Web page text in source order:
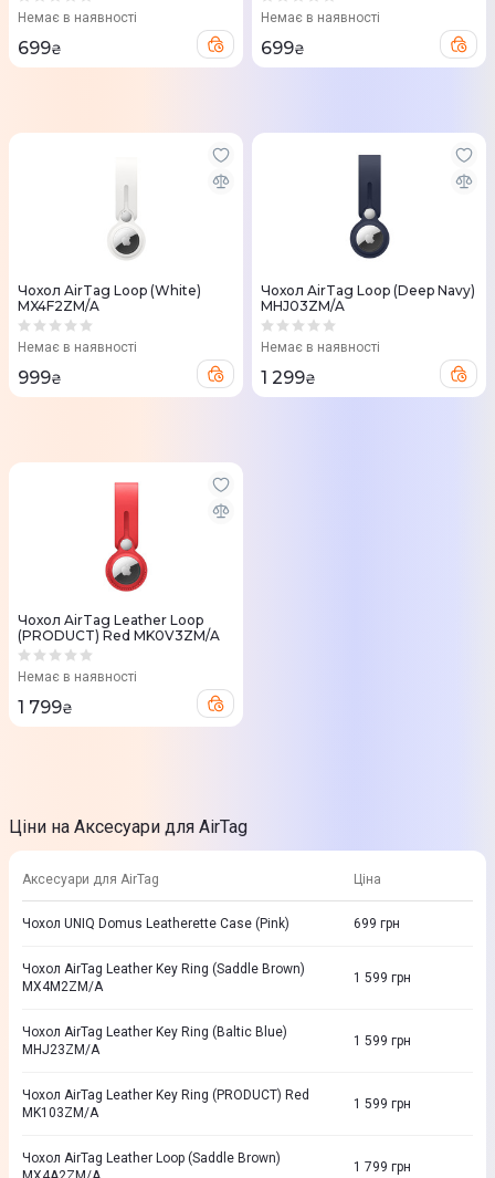
Немає в наявності
699₴
Немає в наявності
699₴
Чохол AirTag Loop (White)
MX4F2ZM/A
Немає в наявності
999₴
Чохол AirTag Loop (Deep Navy)
MHJ03ZM/A
Немає в наявності
1 299₴
Чохол AirTag Leather Loop
(PRODUCT) Red MK0V3ZM/A
Немає в наявності
1 799₴
Ціни на Аксесуари для AirTag
Аксесуари для AirTag Ціна
Чохол UNIQ Domus Leatherette Case (Pink) 699 грн
Чохол AirTag Leather Key Ring (Saddle Brown)
MX4M2ZM/A
1 599 грн
Чохол AirTag Leather Key Ring (Baltic Blue)
MHJ23ZM/A
1 599 грн
Чохол AirTag Leather Key Ring (PRODUCT) Red
MK103ZM/A
1 599 грн
Чохол AirTag Leather Loop (Saddle Brown)
1 799 грн